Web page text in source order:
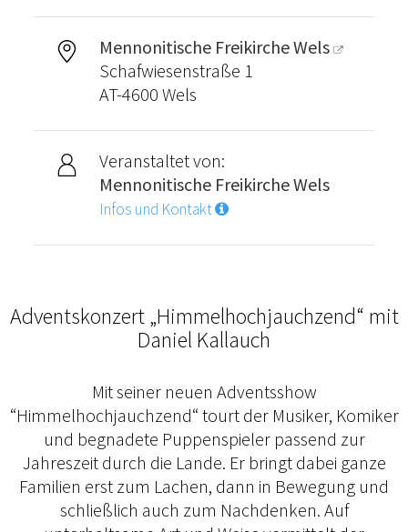
Mennonitische Freikirche Wels
Schafwiesenstraße 1
AT-4600 Wels
Veranstaltet von:
Mennonitische Freikirche Wels
Infos und Kontakt
Adventskonzert „Himmelhochjauchzend“ mit
Daniel Kallauch
Mit seiner neuen Adventsshow
“Himmelhochjauchzend“ tourt der Musiker, Komiker
und begnadete Puppenspieler passend zur
Jahreszeit durch die Lande. Er bringt dabei ganze
Familien erst zum Lachen, dann in Bewegung und
schließlich auch zum Nachdenken. Auf